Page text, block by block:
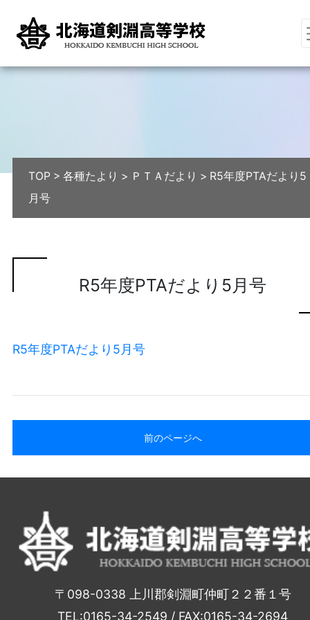
TOP >各種たより > ＰＴＡだより > R5年度PTAだより5
月号
R5年度PTAだより5月号
R5年度PTAだより5月号
前のページへ
〒098-0338 上川郡剣淵町仲町２２番１号
TEL:0165-34-2549 / FAX:0165-34-2694